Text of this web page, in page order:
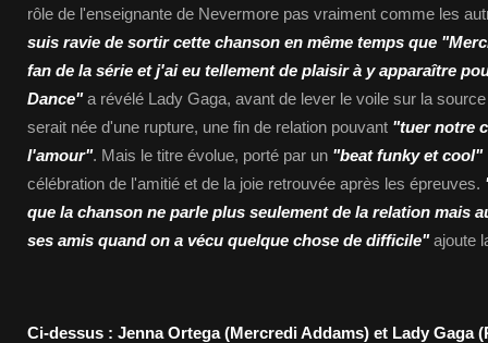
rôle de l'enseignante de Nevermore pas vraiment comme les
suis ravie de sortir cette chanson en même temps que
fan de la série et j'ai eu tellement de plaisir à y apparaître
Dance"a révélé Lady Gaga, avant de lever le voile sur la
serait née d'une rupture, une fin de relation pouvant "tuer notre
l'amour". Mais le titre évolue, porté par un "beat funky et cool"
célébration de l'amitié et de la joie retrouvée après les épreuves.
que la chanson ne parle plus seulement de la relation mais
ses amis quand on a vécu quelque chose de difficile"ajoute
Ci-dessus : Jenna Ortega (Mercredi Addams) et Lady Gaga